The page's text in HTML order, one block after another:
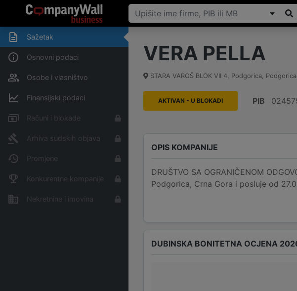
Sažetak
Osnovni podaci
Osobe i vlasništvo
Finansijski podaci
Računi i blokade
Arhiva sudskih objava
Promjene
Konkurentne kompanije
Nekretnine i imovina
VERA PELLA
STARA VAROŠ BLOK VII 4, Podgorica, Podgorica
AKTIVAN - U BLOKADI PIB
OPIS KOMPANIJE
DRUŠTVO SA OGRANIČENOM
Podgorica, Crna Gora i posluje od
DUBINSKA BONITETNA OCJENA